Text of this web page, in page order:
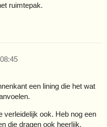
ruimtepak.
een lining die het wat
verleidelijk ook. Heb nog een
die dragen ook heerlijk.